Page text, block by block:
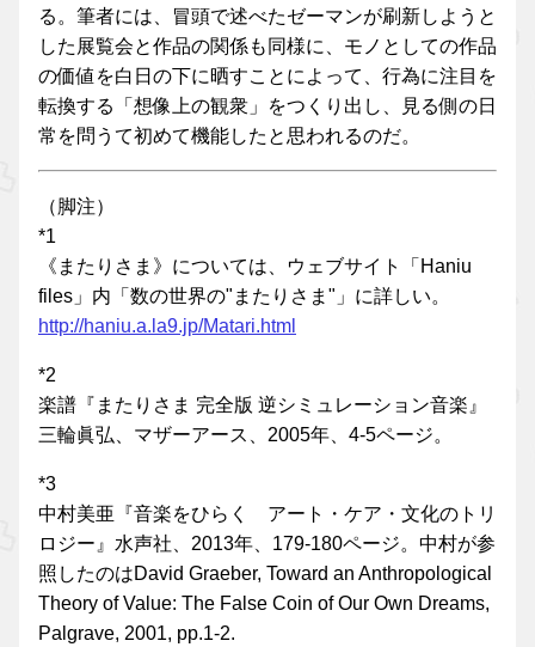
る。筆者には、冒頭で述べたゼーマンが刷新しようと
した展覧会と作品の関係も同様に、モノとしての作品
の価値を白日の下に晒すことによって、行為に注目を
転換する「想像上の観衆」をつくり出し、見る側の日
常を問うて初めて機能したと思われるのだ。
（脚注）
*1
《またりさま》については、ウェブサイト「Haniu
files」内「数の世界の"またりさま"」に詳しい。
http://haniu.a.la9.jp/Matari.html
*2
楽譜『またりさま 完全版 逆シミュレーション音楽』
三輪眞弘、マザーアース、2005年、4-5ページ。
*3
中村美亜『音楽をひらく アート・ケア・文化のトリ
ロジー』水声社、2013年、179-180ページ。中村が参
照したのはDavid Graeber, Toward an Anthropological
Theory of Value: The False Coin of Our Own Dreams,
Palgrave, 2001, pp.1-2.